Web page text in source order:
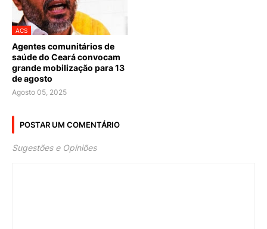
ACS
Agentes comunitários de
saúde do Ceará convocam
grande mobilização para 13
de agosto
Agosto 05, 2025
POSTAR UM COMENTÁRIO
Sugestões e Opiniões